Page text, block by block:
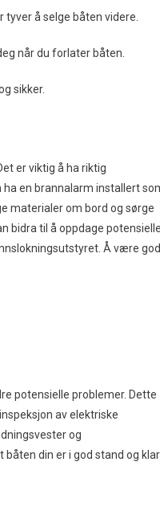
å selge båten videre.
når du forlater båten.
sikker.
er viktig å ha riktig
en brannalarm installert
materialer om bord og sørge
bidra til å oppdage potensielle
Å være
potensielle problemer. Dette
av elektriske
og
din er i god stand og klar